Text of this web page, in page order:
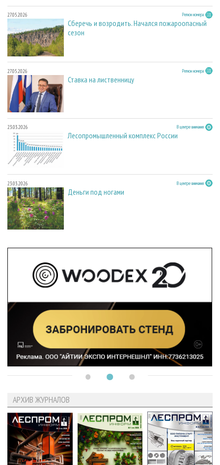
27.05.2026 Регион номера
Сберечь и возродить. Начался пожароопасный
сезон
27.05.2026 Регион номера
Ставка на лиственницу
23.03.2026 В центре внимания
Лесопромышленный комплекс России
23.03.2026 В центре внимания
Деньги под ногами
АРХИВ ЖУРНАЛОВ